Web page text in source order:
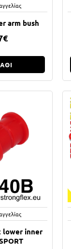
arm bush
lower inner